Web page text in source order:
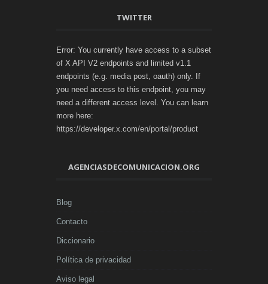
TWITTER
Error: You currently have access to a subset
of X API V2 endpoints and limited v1.1
endpoints (e.g. media post, oauth) only. If
you need access to this endpoint, you may
need a different access level. You can learn
more here:
https://developer.x.com/en/portal/product
AGENCIASDECOMUNICACION.ORG
Blog
Contacto
Diccionario
Política de privacidad
Aviso legal